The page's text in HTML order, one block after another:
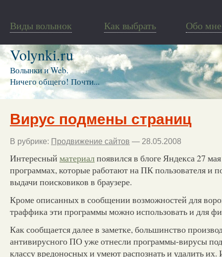
Виды волынок Как выбрать Обо мне
Volynki.ru
Волынки и Web.
Ничего общего! Почти...
Вирус подмены страниц
В рубрике: Продвижение сайтов — 28.05.2008
Интересный материалпоявился в блоге Яндекса 27
программах, которые работают на ПК пользователя и
выдачи поисковиков в браузере.
Кроме описанных в сообщении возможностей для
траффика эти программы можно использовать и для
Как сообщается далее в заметке, большинство
антивирусного ПО уже отнесли программы-вирусы
классу вредоносных и умеют распознать и удалить их.